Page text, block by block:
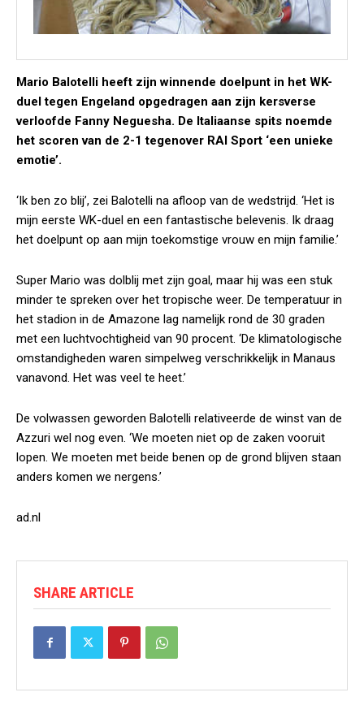
Mario Balotelli heeft zijn winnende doelpunt in het WK-
duel tegen Engeland opgedragen aan zijn kersverse
verloofde Fanny Neguesha. De Italiaanse spits noemde
het scoren van de 2-1 tegenover RAI Sport ‘een unieke
emotie’.
‘Ik ben zo blij’, zei Balotelli na afloop van de wedstrijd. ‘Het is
mijn eerste WK-duel en een fantastische belevenis. Ik draag
het doelpunt op aan mijn toekomstige vrouw en mijn familie.’
Super Mario was dolblij met zijn goal, maar hij was een stuk
minder te spreken over het tropische weer. De temperatuur in
het stadion in de Amazone lag namelijk rond de 30 graden
met een luchtvochtigheid van 90 procent. ‘De klimatologische
omstandigheden waren simpelweg verschrikkelijk in Manaus
vanavond. Het was veel te heet.’
De volwassen geworden Balotelli relativeerde de winst van de
Azzuri wel nog even. ‘We moeten niet op de zaken vooruit
lopen. We moeten met beide benen op de grond blijven staan
anders komen we nergens.’
ad.nl
SHARE ARTICLE